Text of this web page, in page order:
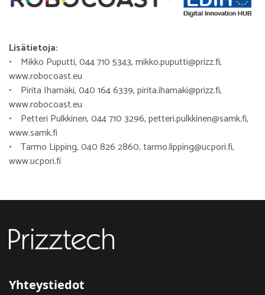
Lisätietoja:
• Mikko Puputti, 044 710 5343, mikko.puputti@prizz.fi,
www.robocoast.eu
• Pirita Ihamäki, 040 164 6339, pirita.ihamaki@prizz.fi,
www.robocoast.eu
• Petteri Pulkkinen, 044 710 3296, petteri.pulkkinen@samk.fi,
www.samk.fi
• Tarmo Lipping, 040 826 2860, tarmo.lipping@ucpori.fi,
www.ucpori.fi
Yhteystiedot